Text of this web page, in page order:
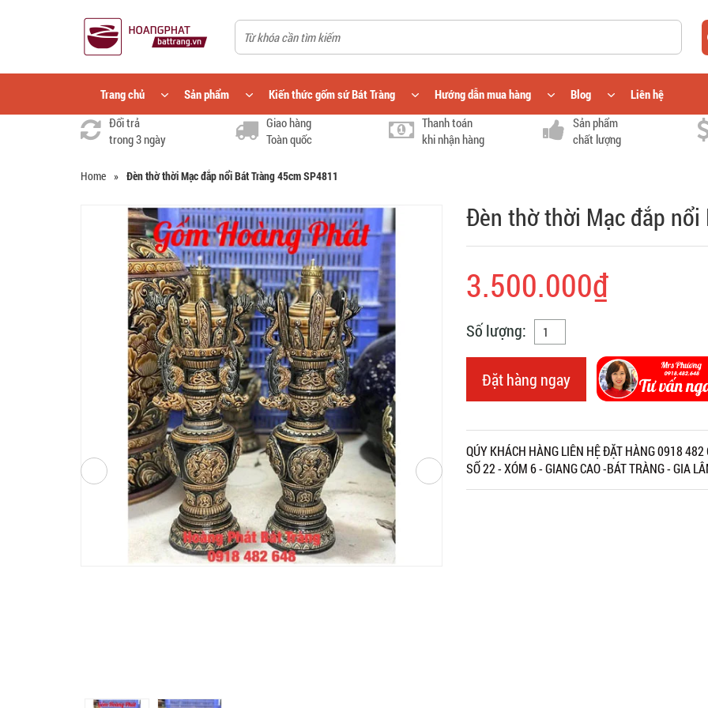
Trang chủ Sản phẩm Kiến thức gốm sứ Bát Tràng Hướng dẫn mua hàng Blog
Liên hệ
Đổi trả
trong 3 ngày
Giao hàng
Toàn quốc
Thanh toán
khi nhận hàng
Sản phẩm
chất lượng
Home » Đèn thờ thời Mạc đắp nổi Bát Tràng 45cm SP4811
Đèn thờ thời Mạc đắp nổi
3.500.000₫
Số lượng:
Đặt hàng ngay
QÚY KHÁCH HÀNG LIÊN HỆ ĐẶT HÀNG 0918
SỐ 22 - XÓM 6 - GIANG CAO -BÁT TRÀNG - GIA